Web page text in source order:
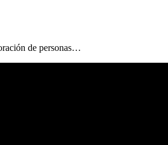
de personas…